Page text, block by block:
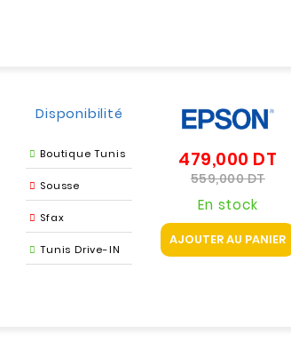
Disponibilité
Boutique Tunis
Sousse
Sfax
Tunis Drive-IN
479,000 DT
559,000 DTPrix
En stock
AJOUTER AU PANIER